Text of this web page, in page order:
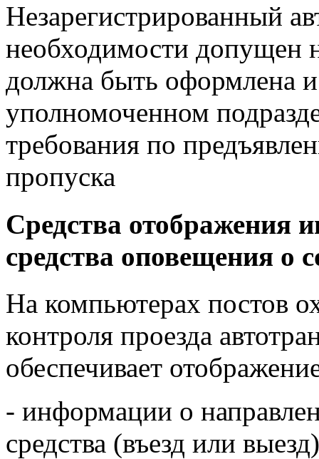
Незарегистрированный
необходимости допущен
должна быть оформлена и
уполномоченном
требования по
пропуска
Средства отображения
средства оповещения о
На компьютерах постов
контроля проезда
обеспечивает
- информации о
средства (въезд или